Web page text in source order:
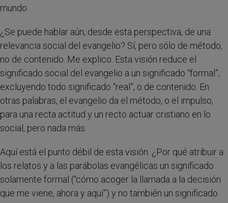
mundo.
¿Se puede hablar aún, desde esta perspectiva, de una
relevancia social del evangelio? Sí, pero sólo de método,
no de contenido. Me explico. Esta visión reduce el
significado social del evangelio a un significado “formal”,
excluyendo todo significado “real”, o de contenido. En
otras palabras, el evangelio da el método, o el impulso,
para una recta actitud y un recto actuar cristiano en lo
social, pero nada más.
Aquí está el punto débil de esta visión. ¿Por qué atribuir a
los relatos y a las parábolas evangélicas un significado
solamente formal (“cómo acoger la llamada a la decisión
que me viene, ahora y aquí”) y no también un significado